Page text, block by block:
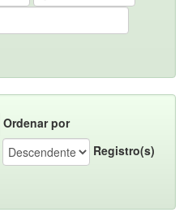
Ordenar por
Registro(s)